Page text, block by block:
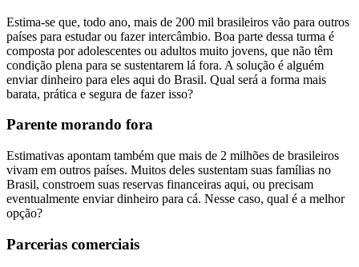
Estima-se que, todo ano, mais de 200 mil brasileiros vão para outros
países para estudar ou fazer intercâmbio. Boa parte dessa turma é
composta por adolescentes ou adultos muito jovens, que não têm
condição plena para se sustentarem lá fora. A solução é alguém
enviar dinheiro para eles aqui do Brasil. Qual será a forma mais
barata, prática e segura de fazer isso?
Parente morando fora
Estimativas apontam também que mais de 2 milhões de brasileiros
vivam em outros países. Muitos deles sustentam suas famílias no
Brasil, constroem suas reservas financeiras aqui, ou precisam
eventualmente enviar dinheiro para cá. Nesse caso, qual é a melhor
opção?
Parcerias comerciais